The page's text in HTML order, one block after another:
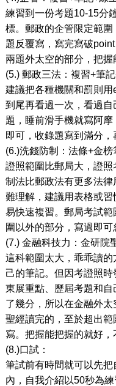
練習到一份考題10-15分
標。郵政的企管限定範
題反覆寫，寫完寫破
兩題外太空的部分，把握
(5.) 郵政三法：複習+筆
建議把各種機關和罰則
到尾再看過一次，看過
題，睡前滑手機就寫阿
即可，收錄題寫到滿分，
(6.)洗錢防制：法條+金
證照範圍比郵局大，證
制法比郵政法有更多法
難理解，建議用表格或
易快速複習。郵局考試
圍以外的部分，寫過即可
(7.) 金融科技力：金研院
這科範圍太大，乖乖讀
己的筆記。但因考證照
東展重點、歷屆考題和
了幾分，所以在金融外
聖經讀完的，至於超出
寫。把握能把握的就好，
(8.)口試：
筆試前有時間就可以先
內，自我介紹以50秒為